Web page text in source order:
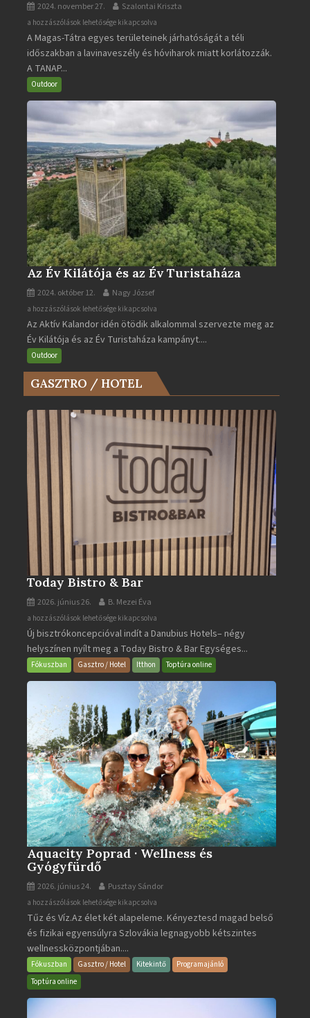
2024. november 27. Szalontai Kriszta
A
Magas-
Tátra
járható
turistaútjai
a hozzászólások lehetősége kikapcsolva
A Magas-Tátra egyes területeinek járhatóságát a téli
időszakban a lavinaveszély és hóviharok miatt korlátozzák.
A TANAP...
Outdoor
Az Év Kilátója és az Év Turistaháza
2024. október 12. Nagy József
Az
Év
Kilátója
és
az
Év
bejegyzéshez
a hozzászólások lehetősége kikapcsolva
Az Aktív Kalandor idén ötödik alkalommal szervezte meg az
Év Kilátója és az Év Turistaháza kampányt....
Outdoor
GASZTRO / HOTEL
Today Bistro & Bar
2026. június 26. B. Mezei Éva
Today
Bistro
&
Bar
bejegyzéshez
a hozzászólások lehetősége kikapcsolva
Új bisztrókoncepcióval indít a Danubius Hotels– négy
helyszínen nyílt meg a Today Bistro & Bar Egységes...
Fókuszban Gasztro / Hotel Itthon Toptúra online
Aquacity Poprad · Wellness és
Gyógyfürdő
2026. június 24. Pusztay Sándor
Aquacity
Poprad
·
Wellness
és
Gyógyfürdő
a hozzászólások lehetősége kikapcsolva
Tűz és Víz.Az élet két alapeleme. Kényeztesd magad belső
és fizikai egyensúlyra Szlovákia legnagyobb kétszintes
wellnessközpontjában....
Fókuszban Gasztro / Hotel Kitekintő
Programajánló
Toptúra online